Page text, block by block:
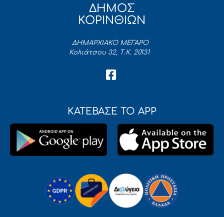
ΔΗΜΟΣ
ΚΟΡΙΝΘΙΩΝ
ΔΗΜΑΡΧΙΑΚΟ ΜΕΓΑΡΟ
Κολιάτσου 32, Τ.Κ. 20131
ΚΑΤΕΒΑΣΕ ΤΟ APP